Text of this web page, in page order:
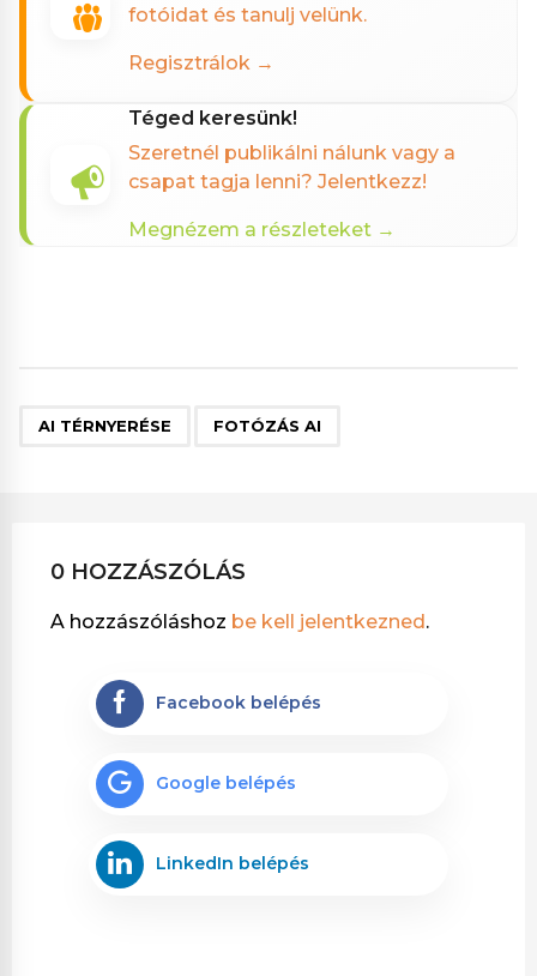
fotóidat és tanulj velünk.
Regisztrálok →
téged keresünk!
Szeretnél publikálni nálunk vagy a
csapat tagja lenni? Jelentkezz!
Megnézem a részleteket →
AI TÉRNYERÉSE FOTÓZÁS AI
0 HOZZÁSZÓLÁS
A hozzászóláshoz be kell jelentkezned.
Facebook belépés
Google belépés
LinkedIn belépés